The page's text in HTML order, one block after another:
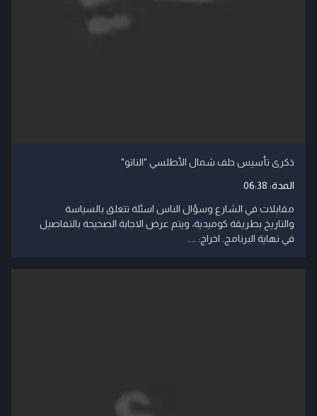
ذكرى تأسيس حلف شمال الأطلسي "الناتو"
المدة: 06:38
مقابلات في الشارع وسؤال الناس اسئلة تتعلق بالسياسة
والتاريخ بطريقة كوميدية، ويتم عرض الاجابة الصحيحة بالتفاصيل
في نهاية البرنامج. اخراج: ....